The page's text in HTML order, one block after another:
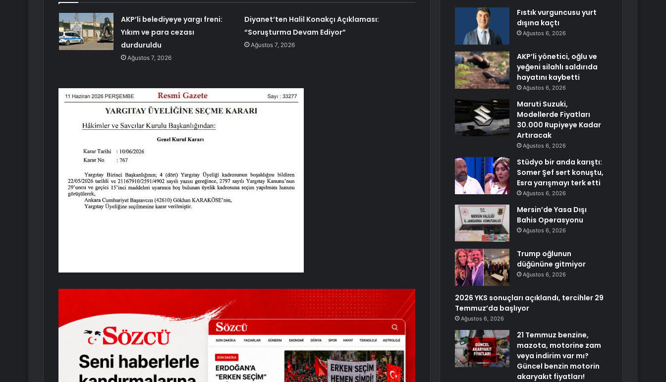
AKP’li belediyeye yargı freni:
Yıkım ve para cezası
durduruldu
Ağustos 7, 2026
Diyanet’ten Halil Konakçı Açıklaması:
“Soruşturma Devam Ediyor”
Ağustos 7, 2026
Fıstık vurguncusu yurt
dışına kaçtı
Ağustos 6, 2026
AKP’li yönetici, oğlu ve
yeğeni silahlı saldırıda
hayatını kaybetti
Ağustos 6, 2026
Maruti Suzuki,
Modellerde Fiyatları
30.000 Rupiyeye Kadar
Artıracak
Ağustos 6, 2026
Stüdyo bir anda karıştı:
Somer Şef sert konuştu,
Esra yarışmayı terk etti
Ağustos 6, 2026
Mersin’de Yasa Dışı
Bahis Operasyonu
Ağustos 6, 2026
Trump oğlunun
düğününe gitmiyor
Ağustos 6, 2026
2026 YKS sonuçları açıklandı, tercihler 29
Temmuz’da başlıyor
Ağustos 6, 2026
21 Temmuz benzine,
mazota, motorine zam
veya indirim var mı?
Güncel benzin motorin
akaryakıt fiyatları!